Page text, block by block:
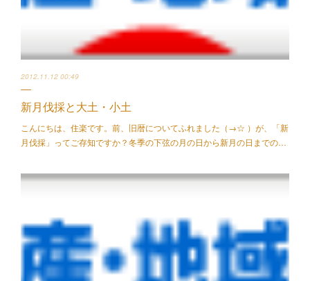
2012.11.12 00:49
新月伐採と大土・小土
こんにちは、住楽です。前、旧暦についてふれました（→☆ ）が、「新
月伐採」ってご存知ですか？冬季の下弦の月の日から新月の日までの…